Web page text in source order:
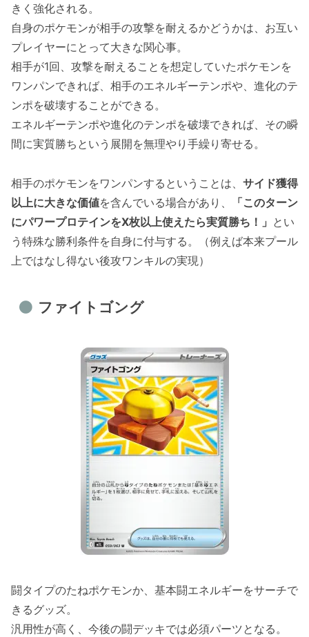
きく強化される。
自身のポケモンが相手の攻撃を耐えるかどうかは、お互い
プレイヤーにとって大きな関心事。
相手が1回、攻撃を耐えることを想定していたポケモンを
ワンパンできれば、相手のエネルギーテンポや、進化のテ
ンポを破壊することができる。
エネルギーテンポや進化のテンポを破壊できれば、その瞬
間に実質勝ちという展開を無理やり手繰り寄せる。
相手のポケモンをワンパンするということは、 サイド獲得
以上に大きな価値を含んでいる場合があり、
「このターン
にパワープロテインをX枚以上使えたら実質勝ち！」 とい
う特殊な勝利条件を自身に付与する。（例えば本来プール
上ではなし得ない後攻ワンキルの実現）
ファイトゴング
闘タイプのたねポケモンか、基本闘エネルギーをサーチで
きるグッズ。
汎用性が高く、今後の闘デッキでは必須パーツとなる。